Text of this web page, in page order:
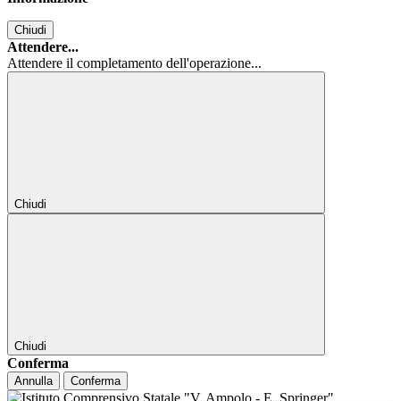
Chiudi
Attendere...
Attendere il completamento dell'operazione...
Chiudi
Chiudi
Conferma
Annulla Conferma